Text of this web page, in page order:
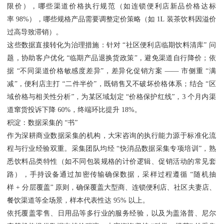
限价），哪些渠道价格执行规范（如连锁便利店新品价格达标
率 98%），哪些规格产品需要调整定价策略（如 1L 装茶饮料因溢价
过高导致滞销）。
这些数据直接转化为治理措施：针对 “社区便利店临期饮料清库” 问
题，协助客户优化 “临期产品退换货政策”，避免渠道自行降价；依
据 “不同渠道价格敏感度差异”，差异化促销方案 —— 市侧重 “满
减”，便利店主打 “二件半价”，既销售又不破坏价格体系；结合 “区
域价格与相关性分析”，为某区域划定 “价格保护红线”，3 个月内渠
道窜货投诉下降 60%，终端环比提升 18%。
积淀：数据采集的 “书”
作为深耕商业数据采集的机构，大宋咨询的执行能力源于标准化流
程与行业经验双重。采集团队均经 “快消品数据采集专项培训”，熟
悉饮料品类特性（如不同包装规格的计价逻辑、促销活动的常见套
路），手持设备通过加密传输确保数据，采样过程遵循 “随机抽
样 + 分层覆盖” 原则，确保覆盖大型商、连锁便利店、社区夫妻店、
餐饮渠道等全场景，样本代表性达 95% 以上。
依托覆盖零售、日用品等多行业的服务经验，以及为盖洛普、尼尔